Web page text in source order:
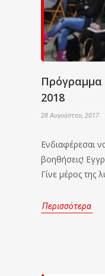
Πρόγραμμα
2018
28 Αυγούστου, 2017
Ενδιαφέρεσαι
βοηθήσεις!
Γίνε μέρος της
Περισσότερα